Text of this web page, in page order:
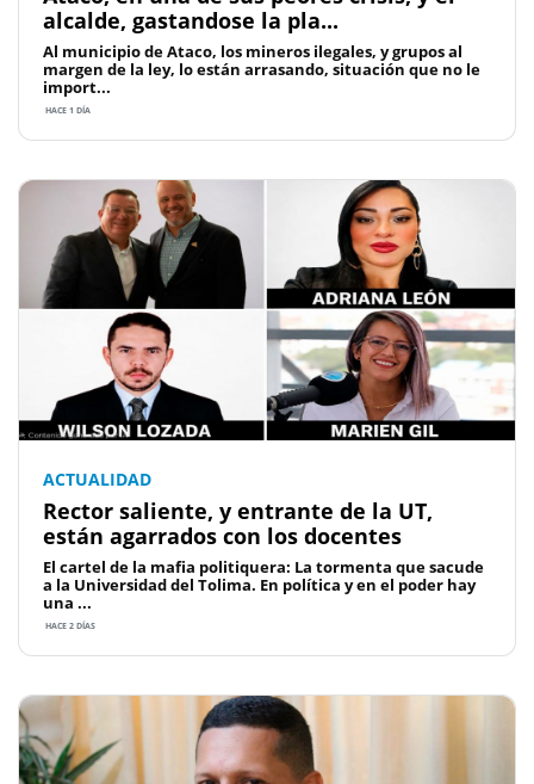
alcalde, gastandose la pla...
Al municipio de Ataco, los mineros ilegales, y grupos al
margen de la ley, lo están arrasando, situación que no le
import...
HACE 1 DÍA
ACTUALIDAD
Rector saliente, y entrante de la UT,
están agarrados con los docentes
El cartel de la mafia politiquera: La tormenta que sacude
a la Universidad del Tolima. En política y en el poder hay
una ...
HACE 2 DÍAS